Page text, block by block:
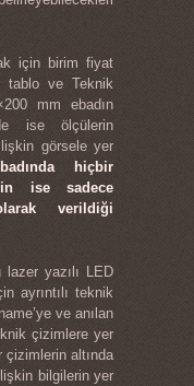
için birim fiyat
tablo ve Teknik
mm ebadın
ise ölçülerin
görsele yer
hiçbir
ise sadece
verildiği
yazılı LED
ayrıntılı teknik
ve anılan
çizimlere yer
altında
bilgilerin yer